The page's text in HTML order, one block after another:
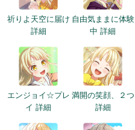
祈りよ天空に届け
詳細
自由気ままに体験
中 詳細
エンジョイ☆プレ
イ 詳細
満開の笑顔、２つ
詳細